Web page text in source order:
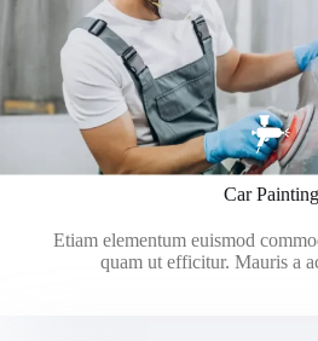
Car Painting
Etiam elementum euismod
quam ut efficitur. Mauris a